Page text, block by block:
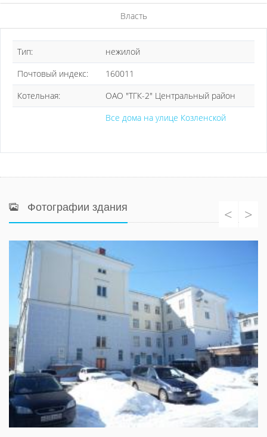
Власть
Тип:
нежилой
Почтовый индекс:
160011
Котельная:
ОАО "ТГК-2" Центральный район
Все дома на улице Козленской
Фотографии здания < >